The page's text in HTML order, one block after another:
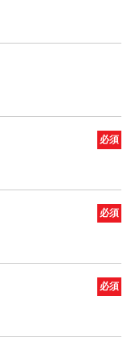
必須
必須
必須